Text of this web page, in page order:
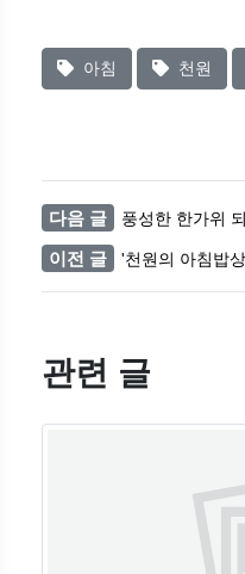
아침 천원
다음 글 풍성한 한가위
이전 글 '천원의 아침밥
관련 글